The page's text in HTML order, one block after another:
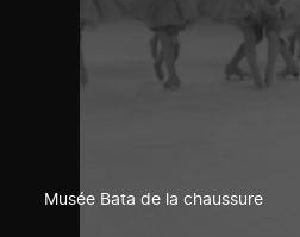
Musée Bata de la chaussure